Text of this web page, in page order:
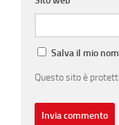
Salva il mio
Questo sito è